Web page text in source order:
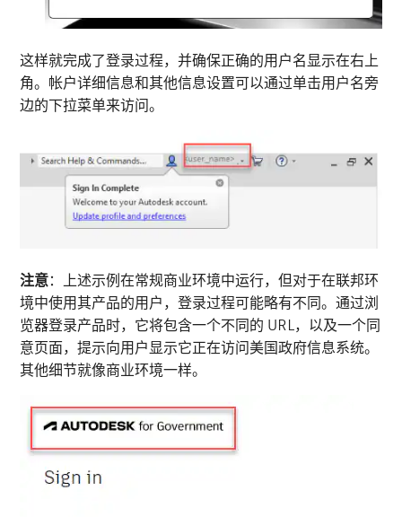
这样就完成了登录过程，并确保正确的用户名显示在右上
角。帐户详细信息和其他信息设置可以通过单击用户名旁
边的下拉菜单来访问。
注意：上述示例在常规商业环境中运行，但对于在联邦环
境中使用其产品的用户，登录过程可能略有不同。通过浏
览器登录产品时，它将包含一个不同的 URL，以及一个同
意页面，提示向用户显示它正在访问美国政府信息系统。
其他细节就像商业环境一样。